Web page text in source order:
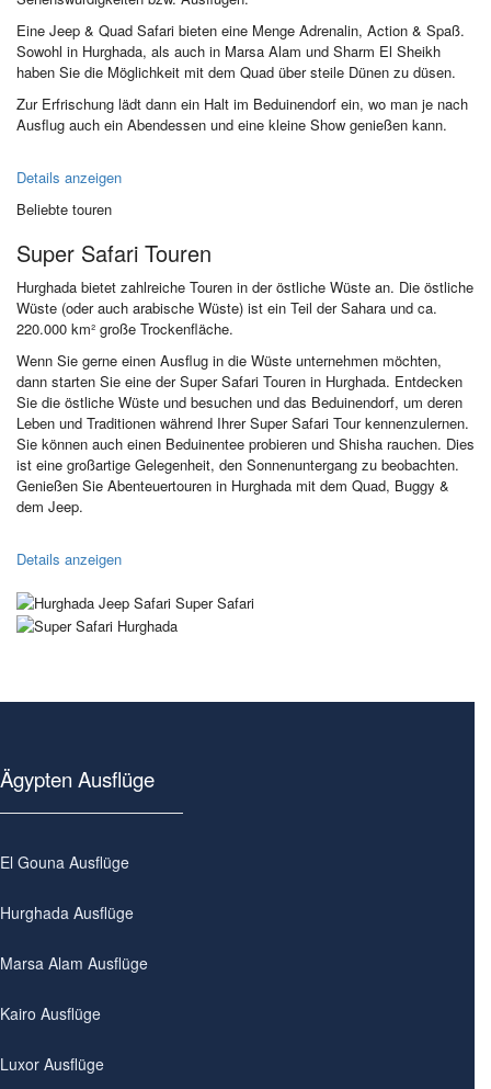
Eine Jeep & Quad Safari bieten eine Menge Adrenalin, Action & Spaß.
Sowohl in Hurghada, als auch in Marsa Alam und Sharm El Sheikh
haben Sie die Möglichkeit mit dem Quad über steile Dünen zu düsen.
Zur Erfrischung lädt dann ein Halt im Beduinendorf ein, wo man je nach
Ausflug auch ein Abendessen und eine kleine Show genießen kann.
Details anzeigen
Beliebte touren
Super Safari Touren
Hurghada bietet zahlreiche Touren in der östliche Wüste an. Die östliche
Wüste (oder auch arabische Wüste) ist ein Teil der Sahara und ca.
220.000 km² große Trockenfläche.
Wenn Sie gerne einen Ausflug in die Wüste unternehmen möchten,
dann starten Sie eine der Super Safari Touren in Hurghada. Entdecken
Sie die östliche Wüste und besuchen und das Beduinendorf, um deren
Leben und Traditionen während Ihrer Super Safari Tour kennenzulernen.
Sie können auch einen Beduinentee probieren und Shisha rauchen. Dies
ist eine großartige Gelegenheit, den Sonnenuntergang zu beobachten.
Genießen Sie Abenteuertouren in Hurghada mit dem Quad, Buggy &
dem Jeep.
Details anzeigen
Ägypten Ausflüge
El Gouna Ausflüge
Hurghada Ausflüge
Marsa Alam Ausflüge
Kairo Ausflüge
Luxor Ausflüge